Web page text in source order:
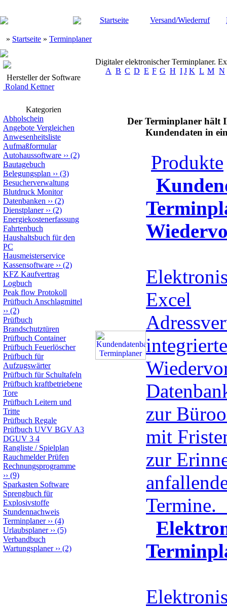
Startseite Versand/Wiederruf
» Startseite » Terminplaner
Hersteller der Software
Roland Kettner
Kategorien
Abholschein
Angebote Vergleichen
Anwesenheitsliste
Aufmaßformular
Autohaussoftware ›› (2)
Bautagebuch
Belegungsplan ›› (3)
Besucherverwaltung
Blutdruck Monitor
Datenbanken ›› (2)
Dienstplaner›› (2)
Energiekostenerfassung
Fahrtenbuch
Haushaltsbuch für den
PC
Hausmeisterservice
Kassensoftware ›› (2)
KFZ Kaufvertrag
Logbuch
Peak flow Protokoll
Prüfbuch Anschlagmittel
›› (2)
Prüfbuch
Brandschutztüren
Prüfbuch Container
Prüfbuch Feuerlöscher
Prüfbuch für
Aufzugswärter
Prüfbuch für Schultafeln
Prüfbuch kraftbetriebene
Tore
Prüfbuch Leitern und
Tritte
Prüfbuch Regale
Prüfbuch UVV BGV A3
DGUV 3 4
Rangliste / Spielplan
Rauchmelder Prüfen
Rechnungsprogramme
›› (9)
Sparkasten Software
Sprengbuch für
Explosivstoffe
Stundennachweis
Terminplaner›› (4)
Urlaubsplaner›› (5)
Verbandbuch
Wartungsplaner›› (2)
Digitaler elektronischer Terminplaner.
A B C D E F G H IJ K L M N
Der Terminplaner hält
Kundendaten in
Produkte
Excel
zur
mit
zur
Termine.